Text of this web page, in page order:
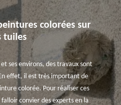
colorées sur
tuiles
ses environs, des travaux sont
effet, il est très important de
colorée. Pour réaliser ces
convier des experts en la